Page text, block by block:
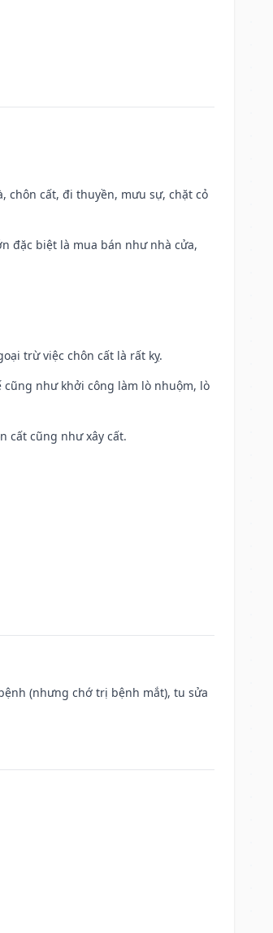
chôn cất, đi thuyền, mưu sự, chặt cỏ
đặc biệt là mua bán như nhà cửa,
trừ việc chôn cất là rất kỵ.
cũng như khởi công làm lò nhuộm, lò
cất cũng như xây cất.
(nhưng chớ trị bệnh mắt), tu sửa